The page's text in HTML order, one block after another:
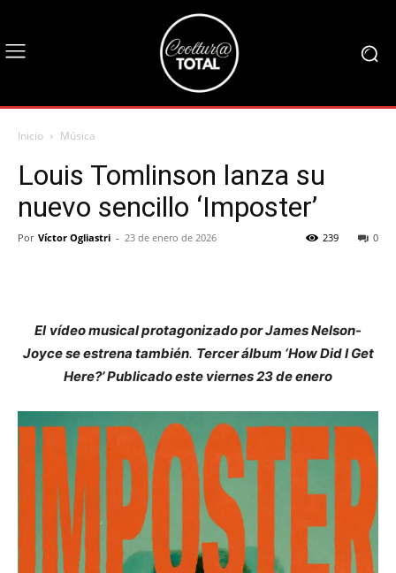
Inicio Música
Louis Tomlinson lanza su
nuevo sencillo ‘Imposter’
Por Víctor Ogliastri - 23 de enero de 2026 0
239
El vídeo musical protagonizado por James Nelson-
Joyce se estrena también. Tercer álbum ‘How Did I Get
Here?’ Publicado este viernes 23 de enero